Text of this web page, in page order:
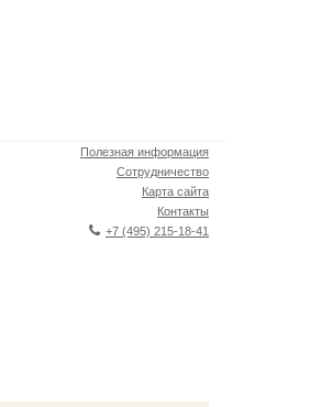
Полезная информация
Сотрудничество
Карта сайта
Контакты
+7 (495) 215-18-41